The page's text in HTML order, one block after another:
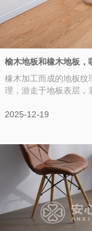
榆木地板和橡木地板，
橡木加工而成的地板纹
理，游走于地板表层，
2025-12-19